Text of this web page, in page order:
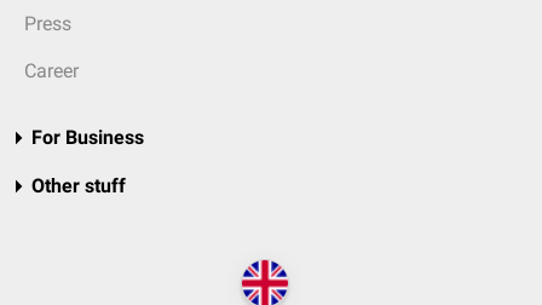
Press
Career
For Business
Other stuff